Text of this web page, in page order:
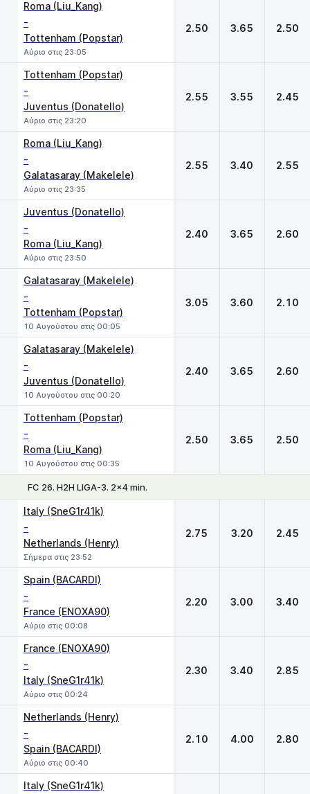
Roma (Liu_Kang)
-
Tottenham (Popstar)
Αύριο στις 23:05
2.50 3.65 2.50
Tottenham (Popstar)
-
Juventus (Donatello)
Αύριο στις 23:20
2.55 3.55 2.45
Roma (Liu_Kang)
-
Galatasaray (Makelele)
Αύριο στις 23:35
2.55 3.40 2.55
Juventus (Donatello)
-
Roma (Liu_Kang)
Αύριο στις 23:50
2.40 3.65 2.60
Galatasaray (Makelele)
-
Tottenham (Popstar)
10 Αυγούστου στις 00:05
3.05 3.60 2.10
Galatasaray (Makelele)
-
Juventus (Donatello)
10 Αυγούστου στις 00:20
2.40 3.65 2.60
Tottenham (Popstar)
-
Roma (Liu_Kang)
10 Αυγούστου στις 00:35
2.50 3.65 2.50
FC 26. H2H LIGA-3. 2x4 min.
Italy (SneG1r41k)
-
Netherlands (Henry)
Σήμερα στις 23:52
2.75 3.20 2.45
Spain (BACARDI)
-
France (ENOXA90)
Αύριο στις 00:08
2.20 3.00 3.40
France (ENOXA90)
-
Italy (SneG1r41k)
Αύριο στις 00:24
2.30 3.40 2.85
Netherlands (Henry)
-
Spain (BACARDI)
Αύριο στις 00:40
2.10 4.00 2.80
Italy (SneG1r41k)